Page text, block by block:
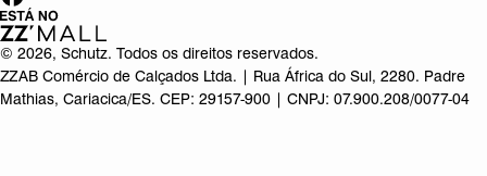
© 2026, Schutz. Todos os direitos reservados.
ZZAB Comércio de Calçados Ltda. | Rua África do Sul, 2280. Padre
Mathias, Cariacica/ES. CEP: 29157-900 | CNPJ: 07.900.208/0077-04